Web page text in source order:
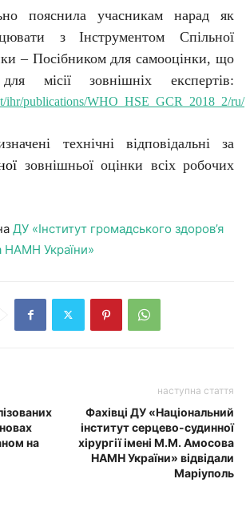
пояснила учасникам нарад як
з
Інструментом Спільної
– Посібником для самооцінки, що
місії зовнішніх експертів:
ihr/publications/WHO_HSE_GCR_2018_2/ru/
технічні відповідальні за
зовнішньої оцінки всіх робочих
ДУ «Інститут громадського здоров’я
НАМН України»
на
наступна стаття
Фахівці ДУ «Національний
інститут серцево-судинної
хірургії імені М.М. Амосова
НАМН України» відвідали
Маріуполь